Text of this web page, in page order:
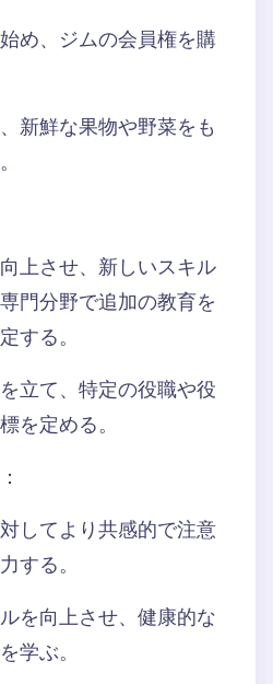
め、ジムの会員権を購
新鮮な果物や野菜をも
上させ、新しいスキル
門分野で追加の教育を
する。
立て、特定の役職や役
を定める。
してより共感的で注意
する。
を向上させ、健康的な
学ぶ。